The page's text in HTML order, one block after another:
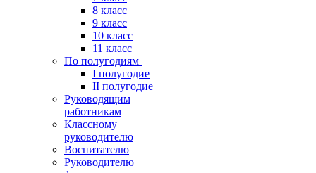
8 класс
9 класс
10 класс
11 класс
По полугодиям
I полугодие
II полугодие
Руководящим
работникам
Классному
руководителю
Воспитателю
Руководителю